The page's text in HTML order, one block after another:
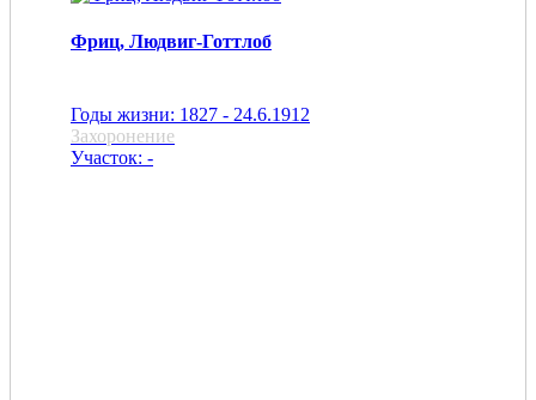
Фриц, Людвиг-Готтлоб
Годы жизни: 1827 - 24.6.1912
Захоронение
Участок: -